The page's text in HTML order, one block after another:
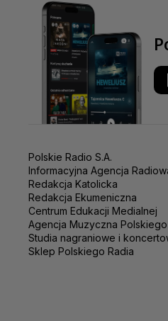
Polskie Radio S.A.
Informacyjna Agencja
Redakcja Katolicka
Redakcja Ekumeniczna
Centrum Edukacji Medialnej
Agencja Muzyczna Polskiego
Studia nagraniowe i
Sklep Polskiego Radia